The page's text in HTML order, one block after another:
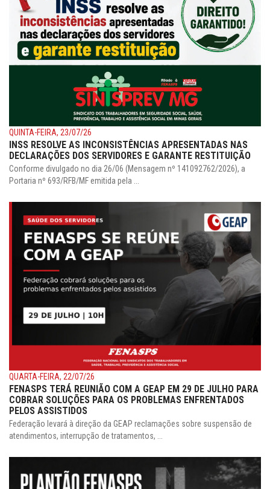
QUINTA-FEIRA, 23/07/26
INSS RESOLVE AS INCONSISTÊNCIAS APRESENTADAS NAS
DECLARAÇÕES DOS SERVIDORES E GARANTE RESTITUIÇÃO
Conforme divulgado no dia 26/06 (Mensagem nº 141092762/2026), a
Portaria nº 693/RFB/MF emitida pela ...
QUARTA-FEIRA, 22/07/26
FENASPS TERÁ REUNIÃO COM A GEAP EM 29 DE JULHO PARA
COBRAR SOLUÇÕES PARA OS PROBLEMAS ENFRENTADOS
PELOS ASSISTIDOS
Federação levará à direção da GEAP reclamações sobre suspensão de
atendimentos, interrupção de tratamentos, ...